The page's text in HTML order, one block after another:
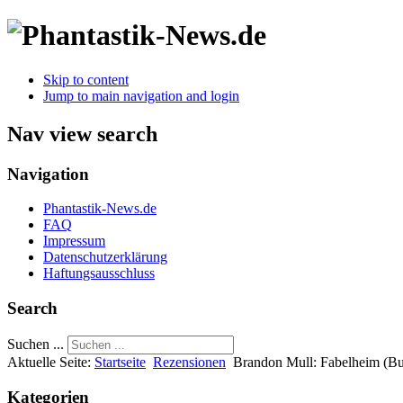
Skip to content
Jump to main navigation and login
Nav view search
Navigation
Phantastik-News.de
FAQ
Impressum
Datenschutzerklärung
Haftungsausschluss
Search
Suchen ...
Aktuelle Seite: Startseite Rezensionen Brandon Mull: Fabelheim
Kategorien